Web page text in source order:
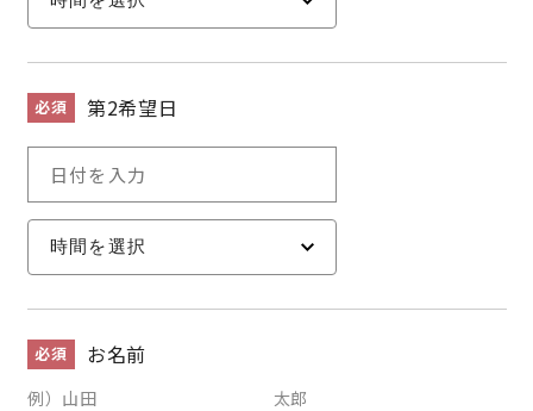
必須 第2希望日
必須 お名前
例）山田 太郎